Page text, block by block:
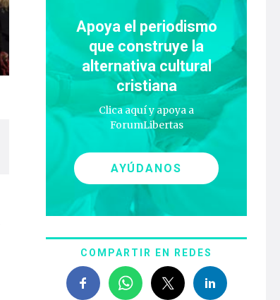
Apoya el periodismo
que construye la
alternativa cultural
cristiana
Clica aquí y apoya a
ForumLibertas
AYÚDANOS
COMPARTIR EN REDES